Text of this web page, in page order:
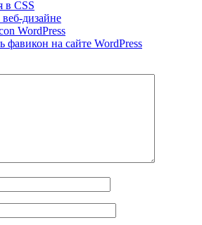
дизайне
фавикон на сайте WordPress